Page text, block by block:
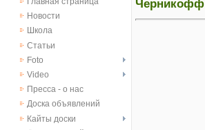
Новости
Школа
Статьи
Foto
Video
Пресса - о нас
Доска объявлений
Кайты доски
Черникофф